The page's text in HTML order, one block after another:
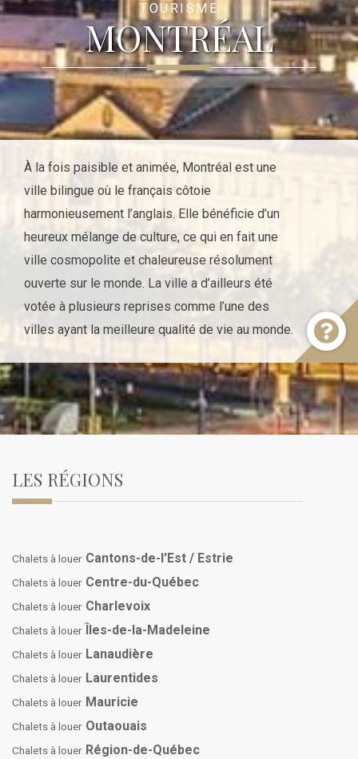
TOURISME
MONTRÉAL
À la fois paisible et animée, Montréal est une
ville bilingue où le français côtoie
harmonieusement l’anglais. Elle bénéficie d’un
heureux mélange de culture, ce qui en fait une
ville cosmopolite et chaleureuse résolument
ouverte sur le monde. La ville a d’ailleurs été
votée à plusieurs reprises comme l’une des
villes ayant la meilleure qualité de vie au monde.
LES RÉGIONS
Chalets à louer Cantons-de-l'Est / Estrie
Chalets à louer Centre-du-Québec
Chalets à louer Charlevoix
Chalets à louer Îles-de-la-Madeleine
Chalets à louer Lanaudière
Chalets à louer Laurentides
Chalets à louer Mauricie
Chalets à louer Outaouais
Chalets à louer Région-de-Québec